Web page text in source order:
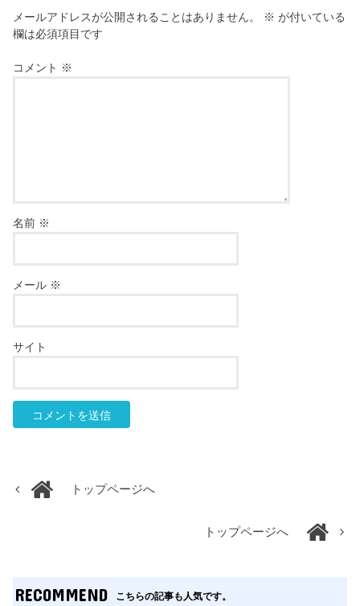
メールアドレスが公開されることはありません。 ※ が付いている
欄は必須項目です
コメント ※
名前 ※
メール ※
サイト
トップページへ
トップページへ
RECOMMEND こちらの記事も人気です。